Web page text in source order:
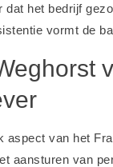
dat het bedrijf
vormt de
aspect van het
aansturen van